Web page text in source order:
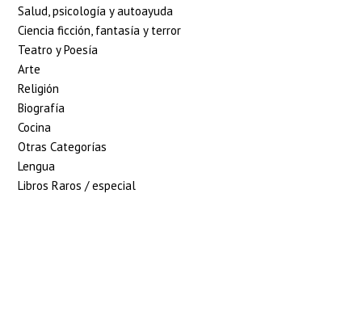
Salud, psicología y autoayuda
Ciencia ficción, fantasía y terror
Teatro y Poesía
Arte
Religión
Biografía
Cocina
Otras Categorías
Lengua
Libros Raros / especial